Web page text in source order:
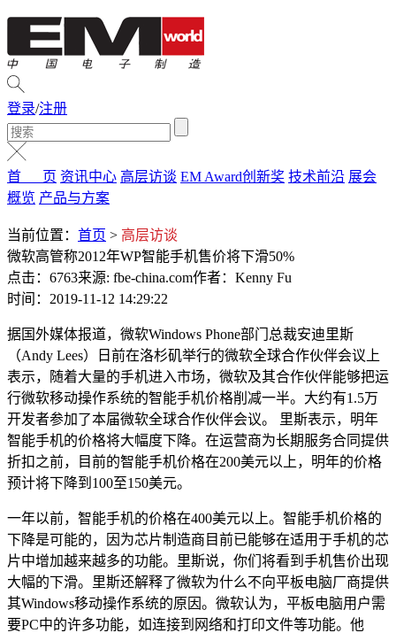
登录/注册
首 页 资讯中心 高层访谈 EM Award创新奖 技术前沿 展会
概览 产品与方案
当前位置： 首页 > 高层访谈
微软高管称2012年WP智能手机售价将下滑50%
点击：6763来源: fbe-china.com作者：Kenny Fu
时间：2019-11-12 14:29:22
据国外媒体报道，微软Windows Phone部门总裁安迪里斯
（Andy Lees）日前在洛杉矶举行的微软全球合作伙伴会议上
表示，随着大量的手机进入市场，微软及其合作伙伴能够把运
行微软移动操作系统的智能手机价格削减一半。大约有1.5万
开发者参加了本届微软全球合作伙伴会议。 里斯表示，明年
智能手机的价格将大幅度下降。在运营商为长期服务合同提供
折扣之前，目前的智能手机价格在200美元以上，明年的价格
预计将下降到100至150美元。
一年以前，智能手机的价格在400美元以上。智能手机价格的
下降是可能的，因为芯片制造商目前已能够在适用于手机的芯
片中增加越来越多的功能。里斯说，你们将看到手机售价出现
大幅的下滑。里斯还解释了微软为什么不向平板电脑厂商提供
其Windows移动操作系统的原因。微软认为，平板电脑用户需
要PC中的许多功能，如连接到网络和打印文件等功能。他